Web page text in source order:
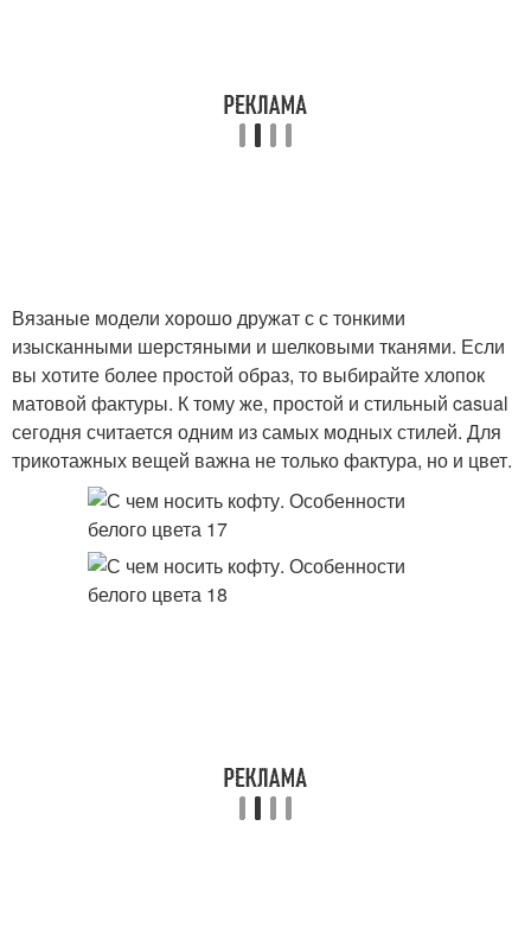
Вязаные модели хорошо дружат с с тонкими
изысканными шерстяными и шелковыми тканями. Если
вы хотите более простой образ, то выбирайте хлопок
матовой фактуры. К тому же, простой и стильный casual
сегодня считается одним из самых модных стилей. Для
трикотажных вещей важна не только фактура, но и цвет.